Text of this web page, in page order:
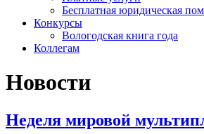
Бесплатная юридическая
Конкурсы
Вологодская книга года
Коллегам
Новости
Неделя мировой